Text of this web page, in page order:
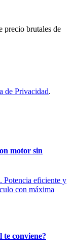
precio brutales de
de Privacidad.
motor sin
Potencia eficiente y
con máxima
te conviene?